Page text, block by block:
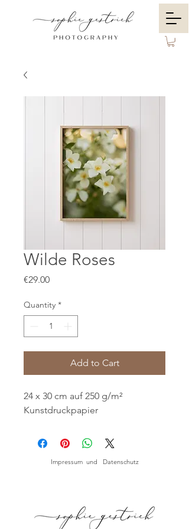
Wilde Roses
€29.00Price
Quantity *
Add to Cart
24 x 30 cm auf 250 g/m²
Kunstdruckpapier
Impressum und Datenschutz